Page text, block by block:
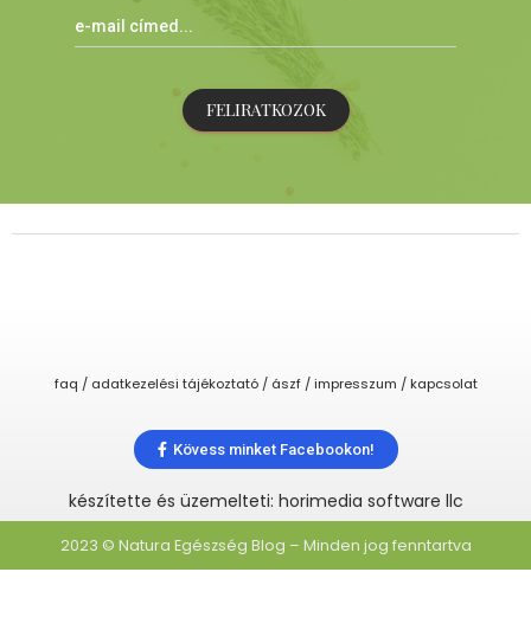
FELIRATKOZOK
faq / adatkezelési tájékoztató / ászf / impresszum / kapcsolat
Kövess minket Facebookon!
készítette és üzemelteti: horimedia software llc
2023 © Natura Egészség Blog – Minden jog fenntartva